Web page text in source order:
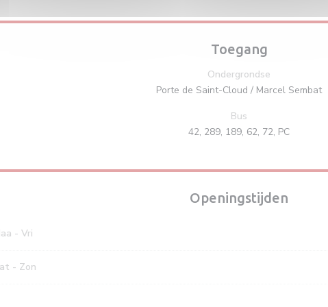
Toegang
Ondergrondse
Porte de Saint-Cloud / Marcel Sembat
Bus
42, 289, 189, 62, 72, PC
Openingstijden
- Vri
- Zon